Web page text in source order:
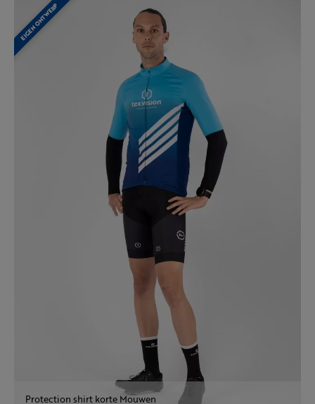
EIGEN ONTWERP
Protection shirt korte Mouwen